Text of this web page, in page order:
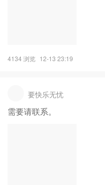
4134 浏览 12-13 23:19
要快乐无忧
需要请联系。